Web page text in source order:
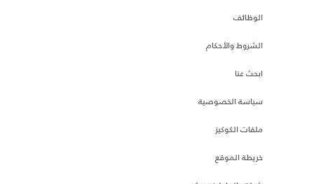
الوظائف
الشروط والأحكام
ابحث عنا
سياسة الخصوصية
ملفات الكوكيز
خريطة الموقع